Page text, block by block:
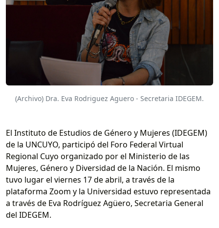
(Archivo) Dra. Eva Rodriguez Aguero - Secretaria IDEGEM.
El Instituto de Estudios de Género y Mujeres (IDEGEM)
de la UNCUYO, participó del Foro Federal Virtual
Regional Cuyo organizado por el Ministerio de las
Mujeres, Género y Diversidad de la Nación. El mismo
tuvo lugar el viernes 17 de abril, a través de la
plataforma Zoom y la Universidad estuvo representada
a través de Eva Rodríguez Agüero, Secretaria General
del IDEGEM.